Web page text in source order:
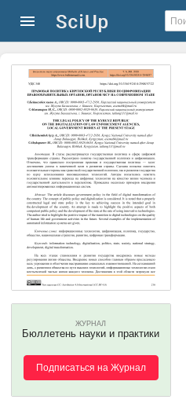
ЖУРНАЛ
Бюллетень науки и практики
Подписаться на Журнал